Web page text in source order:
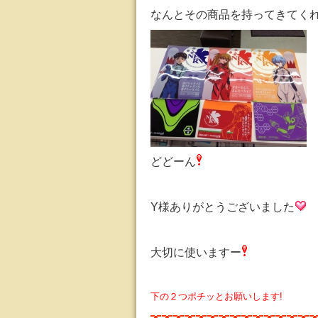
なんとその商品を持ってきてく
どどーん
Y様ありがとうございました
大切に使いますー
下の２つポチッとお願いします!